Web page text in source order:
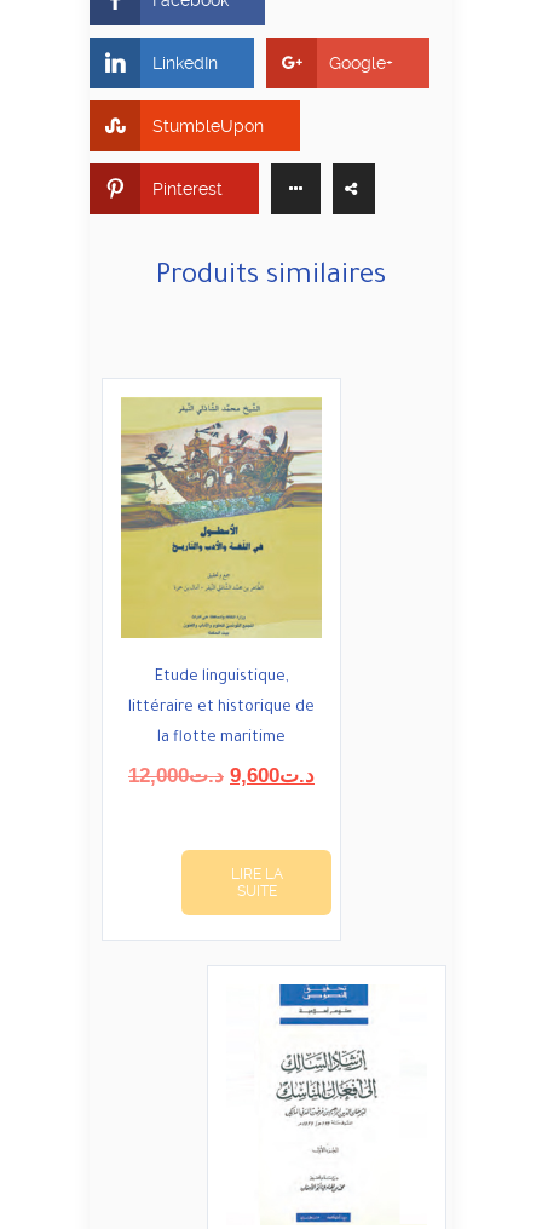
LinkedIn Google+
StumbleUpon
Pinterest
Produits similaires
Etude linguistique,
littéraire et historique de
la flotte maritime
د.ت12,000
Le
était :
د.ت9,600
Le
est :
LIRE LA
SUITE